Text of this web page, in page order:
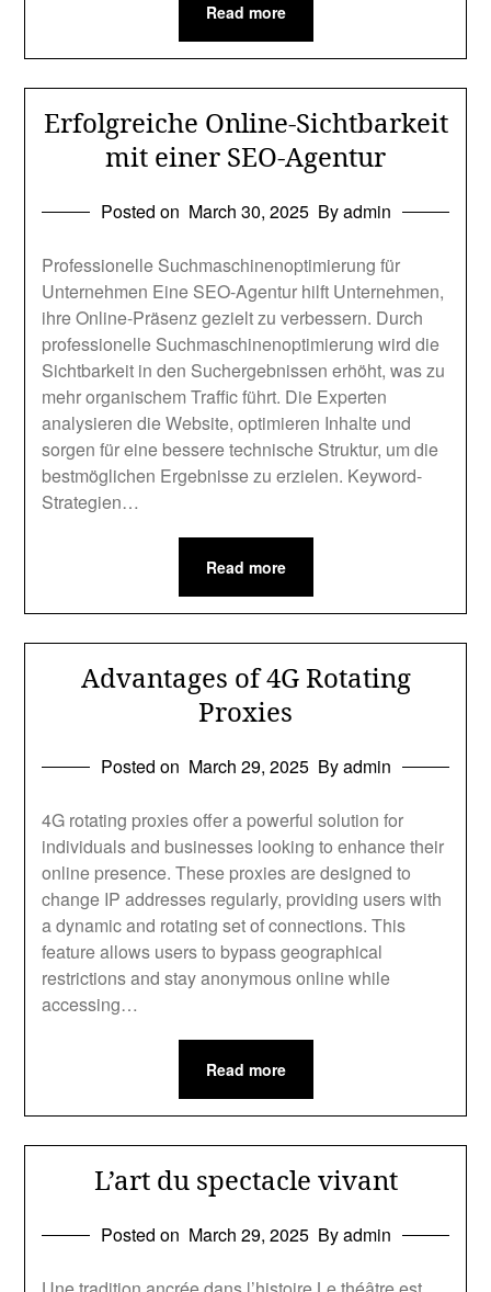
Read more
Erfolgreiche Online-Sichtbarkeit
mit einer SEO-Agentur
Posted on March 30, 2025 By admin
Professionelle Suchmaschinenoptimierung für
Unternehmen Eine SEO-Agentur hilft Unternehmen,
ihre Online-Präsenz gezielt zu verbessern. Durch
professionelle Suchmaschinenoptimierung wird die
Sichtbarkeit in den Suchergebnissen erhöht, was zu
mehr organischem Traffic führt. Die Experten
analysieren die Website, optimieren Inhalte und
sorgen für eine bessere technische Struktur, um die
bestmöglichen Ergebnisse zu erzielen. Keyword-
Strategien…
Read more
Advantages of 4G Rotating
Proxies
Posted on March 29, 2025 By admin
4G rotating proxies offer a powerful solution for
individuals and businesses looking to enhance their
online presence. These proxies are designed to
change IP addresses regularly, providing users with
a dynamic and rotating set of connections. This
feature allows users to bypass geographical
restrictions and stay anonymous online while
accessing…
Read more
L’art du spectacle vivant
Posted on March 29, 2025 By admin